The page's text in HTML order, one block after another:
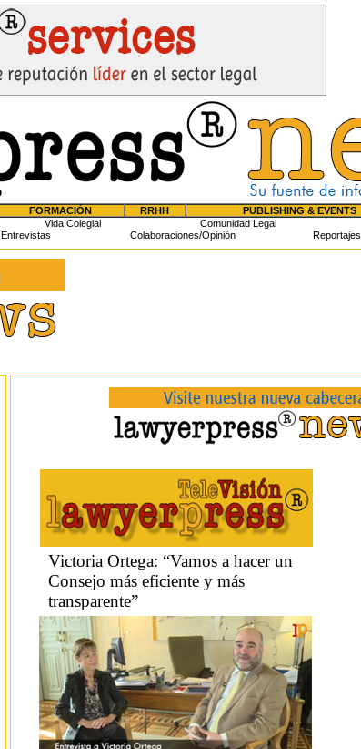
FORMACIÓN RRHH PUBLISHING & EVENTS
Vida Colegial Comunidad Legal
Entrevistas Colaboraciones/Opinión Reportajes